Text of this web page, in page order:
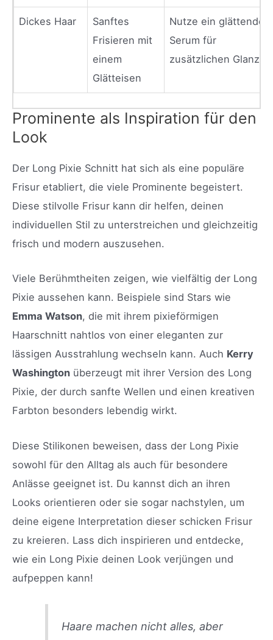
Dickes Haar
Sanftes
Frisieren mit
einem
Glätteisen
Nutze ein glättendes
Serum für
zusätzlichen Glanz.
Prominente als Inspiration für den
Look
Der Long Pixie Schnitt hat sich als eine populäre
Frisur etabliert, die viele Prominente begeistert.
Diese stilvolle Frisur kann dir helfen, deinen
individuellen Stil zu unterstreichen und gleichzeitig
frisch und modern auszusehen.
Viele Berühmtheiten zeigen, wie vielfältig der Long
Pixie aussehen kann. Beispiele sind Stars wie
Emma Watson, die mit ihrem pixieförmigen
Haarschnitt nahtlos von einer eleganten zur
lässigen Ausstrahlung wechseln kann. Auch Kerry
Washington überzeugt mit ihrer Version des Long
Pixie, der durch sanfte Wellen und einen kreativen
Farbton besonders lebendig wirkt.
Diese Stilikonen beweisen, dass der Long Pixie
sowohl für den Alltag als auch für besondere
Anlässe geeignet ist. Du kannst dich an ihren
Looks orientieren oder sie sogar nachstylen, um
deine eigene Interpretation dieser schicken Frisur
zu kreieren. Lass dich inspirieren und entdecke,
wie ein Long Pixie deinen Look verjüngen und
aufpeppen kann!
Haare machen nicht alles, aber